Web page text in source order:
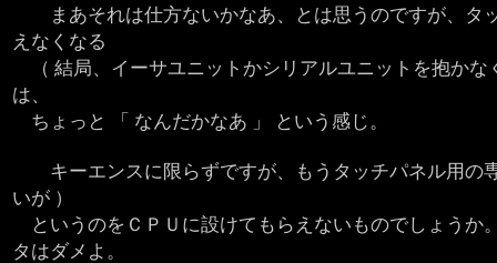
まあそれは仕方ないかなあ、とは思うのですが、タ
えなくなる
（ 結局、イーサユニットかシリアルユニットを抱かな
は、
ちょっと 「 なんだかなあ 」 という感じ。
キーエンスに限らずですが、もうタッチパネル用の
いが ）
というのをＣＰＵに設けてもらえないものでしょうか
タはダメよ。